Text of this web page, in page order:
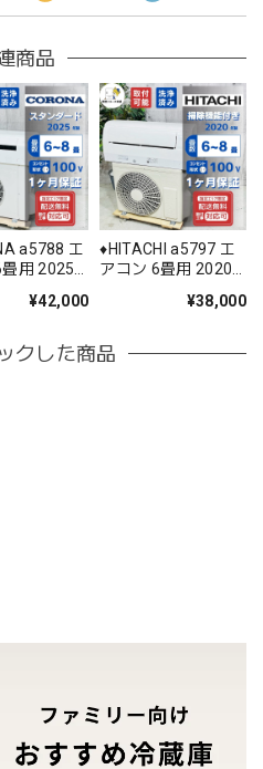
商品
a5788 エ
用 2025
¥42,000
♦️HITACHI a5797 エ
アコン 6畳用 2020
¥38,000
クした商品